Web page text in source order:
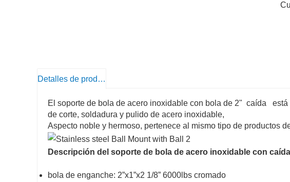
Detalles de producto
El soporte de bola de acero inoxidable con bola de 2" caída
de corte, soldadura y pulido de acero inoxidable,
Aspecto noble y hermoso, pertenece al mismo tipo de productos
Descripción del soporte de bola de acero inoxidable con
bola de enganche: 2”x1”x2 1/8” 6000lbs cromado